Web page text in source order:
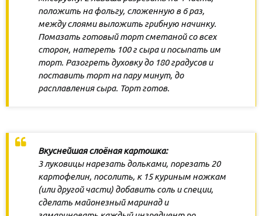
положить на фольгу, сложенную в 6 раз,
между слоями выложить грибную начинку.
Помазать готовый торт сметаной со всех
сторон, натереть 100 г сыра и посыпать им
торт. Разогреть духовку до 180 градусов и
поставить торт на пару минут, до
расплавления сыра. Торт готов.
Вкуснейшая слоёная картошка:
3 луковицы нарезать дольками, порезать 20
картофелин, посолить, к 15 куриным ножкам
(или другой части) добавить соль и специи,
сделать майонезный маринад и